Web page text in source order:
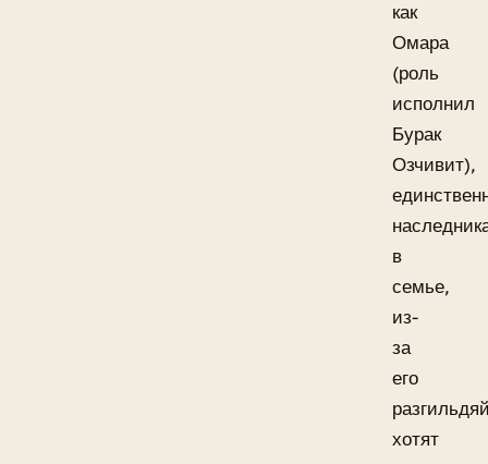
как
Омара
(роль
исполнил
Бурак
Озчивит),
в
семье,
из-
за
его
хотят